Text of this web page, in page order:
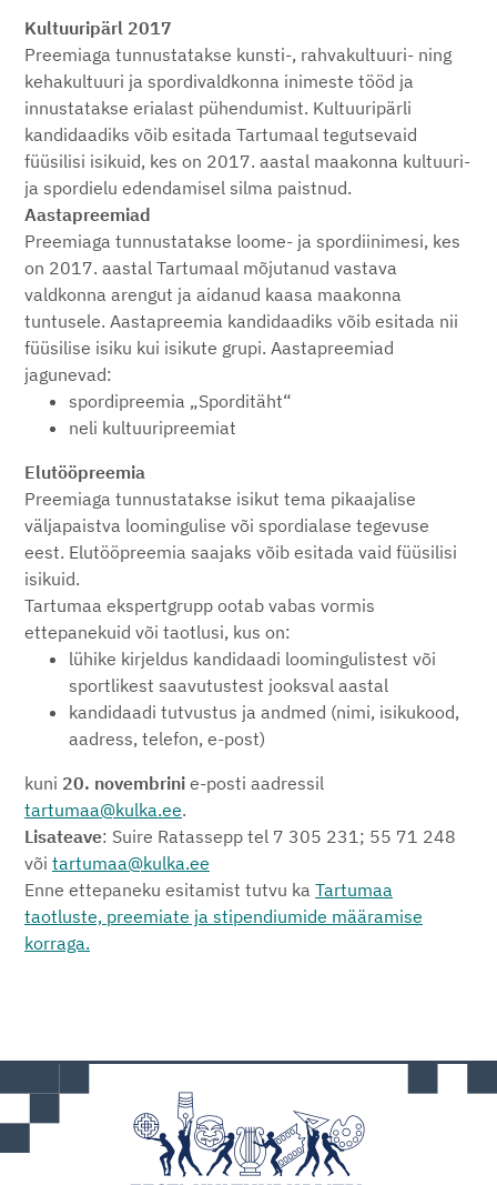
Kultuuripärl 2017
Preemiaga tunnustatakse kunsti-, rahvakultuuri- ning
kehakultuuri ja spordivaldkonna inimeste tööd ja
innustatakse erialast pühendumist. Kultuuripärli
kandidaadiks võib esitada Tartumaal tegutsevaid
füüsilisi isikuid, kes on 2017. aastal maakonna kultuuri-
ja spordielu edendamisel silma paistnud.
Aastapreemiad
Preemiaga tunnustatakse loome- ja spordiinimesi, kes
on 2017. aastal Tartumaal mõjutanud vastava
valdkonna arengut ja aidanud kaasa maakonna
tuntusele. Aastapreemia kandidaadiks võib esitada nii
füüsilise isiku kui isikute grupi. Aastapreemiad
jagunevad:
spordipreemia „Sporditäht“
neli kultuuripreemiat
Elutööpreemia
Preemiaga tunnustatakse isikut tema pikaajalise
väljapaistva loomingulise või spordialase tegevuse
eest. Elutööpreemia saajaks võib esitada vaid füüsilisi
isikuid.
Tartumaa ekspertgrupp ootab vabas vormis
ettepanekuid või taotlusi, kus on:
lühike kirjeldus kandidaadi loomingulistest või
sportlikest saavutustest jooksval aastal
kandidaadi tutvustus ja andmed (nimi, isikukood,
aadress, telefon, e-post)
kuni 20. novembrini e-posti aadressil
tartumaa@kulka.ee.
Lisateave: Suire Ratassepp tel 7 305 231; 55 71 248
või tartumaa@kulka.ee
Enne ettepaneku esitamist tutvu ka Tartumaa
taotluste, preemiate ja stipendiumide määramise
korraga.